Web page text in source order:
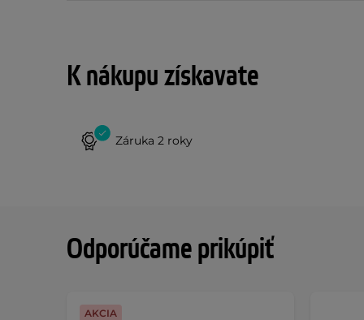
K nákupu získavate
Záruka 2 roky
Odporúčame prikúpiť
AKCIA